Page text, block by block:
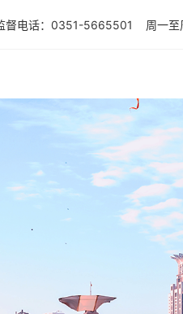
督电话：0351-5665501 周一